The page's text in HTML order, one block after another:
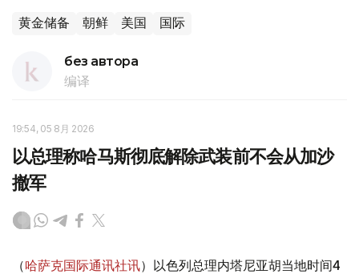
黄金储备 朝鲜 美国 国际
без автора
编译
19:54, 05 8月 2026
以总理称哈马斯彻底解除武装前不会从加沙
撤军
（哈萨克国际通讯社讯）以色列总理内塔尼亚胡当地时间4